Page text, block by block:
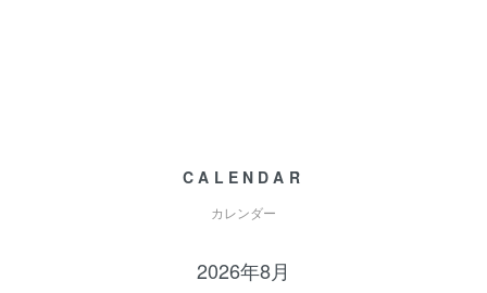
CALENDAR
カレンダー
2026年8月